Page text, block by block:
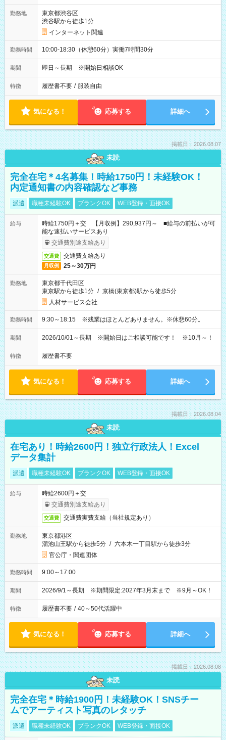
勤務地
東京都渋谷区
渋谷駅から徒歩1分
インターネット関連
勤務時間 10:00-18:30（休憩60分）実働7時間30分
期間 即日～長期 ※開始日相談OK
特徴 履歴書不要 / 服装自由
気になる！ 応募する 詳細へ
掲載日：2026.08.07
未読
完全在宅＊4名募集！時給1750円！未経験OK！
内定通知書の内容確認など事務
派遣 職種未経験OK ブランクOK WEB登録・面接OK
給与
時給1750円＋交 【月収例】290,937円～ ■給与の前払いが可
能な速払いサービスあり
交通費別途支給あり
交通費 交通費支給あり
月収例 25～30万円
勤務地
東京都千代田区
東京駅から徒歩1分 / 京橋(東京都)駅から徒歩5分
人材サービス会社
勤務時間 9:30～18:15 ※残業はほとんどありません。※休憩60分。
期間 2026/10/01～長期 ※開始日はご相談可能です！ ※10月～！
特徴 履歴書不要
気になる！ 応募する 詳細へ
掲載日：2026.08.04
未読
在宅あり！時給2600円！独立行政法人！Excel
データ集計
派遣 職種未経験OK ブランクOK WEB登録・面接OK
給与
時給2600円＋交
交通費別途支給あり
交通費 交通費実費支給（当社規定あり）
勤務地
東京都港区
溜池山王駅から徒歩5分 / 六本木一丁目駅から徒歩3分
官公庁・関連団体
勤務時間 9:00～17:00
期間 2026/9/1～長期 ※期間限定:2027年3月末まで ※9月～OK！
特徴 履歴書不要 / 40～50代活躍中
気になる！ 応募する 詳細へ
掲載日：2026.08.08
未読
完全在宅＊時給1900円！未経験OK！SNSチー
ムでアーティスト写真のレタッチ
派遣 職種未経験OK ブランクOK WEB登録・面接OK